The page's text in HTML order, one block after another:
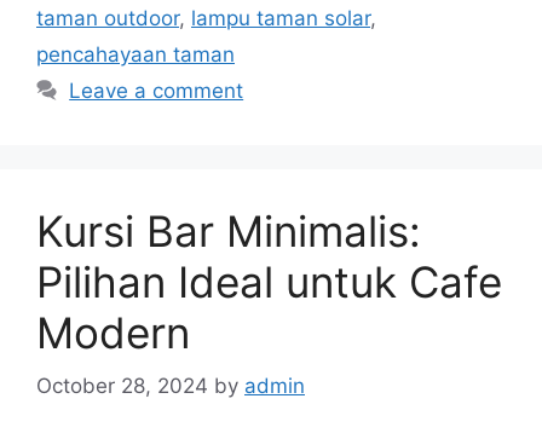
taman outdoor, lampu taman solar,
pencahayaan taman
Leave a comment
Kursi Bar Minimalis:
Pilihan Ideal untuk Cafe
Modern
October 28, 2024 by admin